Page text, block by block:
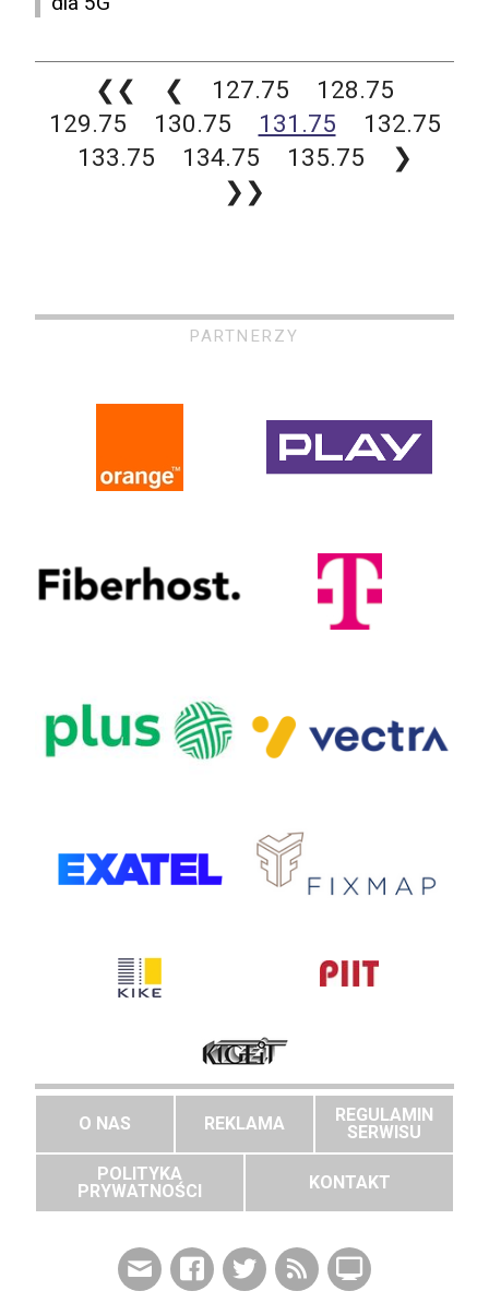
❮❮ ❮ 127.75
128.75
129.75
130.75 131.75
132.75
133.75
134.75 135.75
❯
❯❯
PARTNERZY
O NAS REKLAMA
REGULAMIN
SERWISU
POLITYKA
PRYWATNOŚCI
KONTAKT